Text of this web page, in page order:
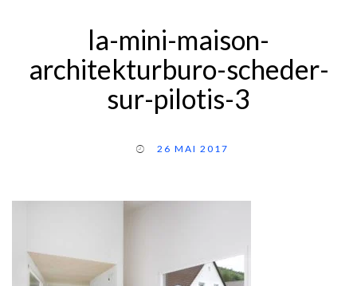
la-mini-maison-
architekturburo-scheder-
sur-pilotis-3
26 MAI 2017